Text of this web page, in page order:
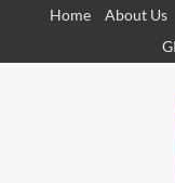
content
Home About Us